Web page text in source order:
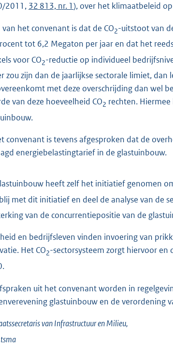
2011, 32 813, nr. 1), over het klimaatbeleid
van het convenant is dat de CO2-uitstoot van
tot 6,2 Megaton per jaar en dat het
voor CO2-reductie op individueel
zou zijn dan de jaarlijkse sectorale limiet,
met deze overschrijding dan wel
van deze hoeveelheid CO2 rechten.
convenant is tevens afgesproken dat de
energiebelastingtarief in de glastuinbouw.
heeft zelf het initiatief genomen
met dit initiatief en deel de analyse van de
van de concurrentiepositie van de
en bedrijfsleven vinden invoering van
Het CO2-sectorsysteem zorgt hiervoor en
uit het convenant worden in
glastuinbouw en de verordening
van Infrastructuur en Milieu,